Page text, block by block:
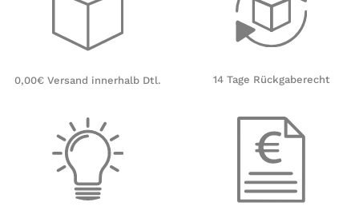
0,00€ Versand innerhalb Dtl. 14 Tage Rückgaberecht